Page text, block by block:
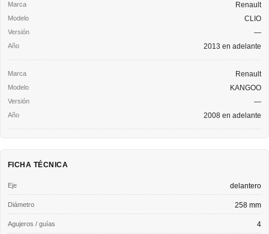
Renault
CLIO
—
2013 en adelante
Renault
KANGOO
—
2008 en adelante
FICHA TÉCNICA
Eje delantero
Diámetro 258 mm
Agujeros / guías 4